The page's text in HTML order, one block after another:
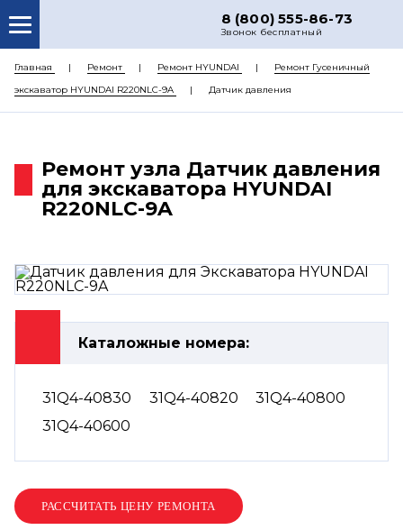
8 (800) 555-86-73
Звонок бесплатный
О НАС
КАТАЛОГ ЗАПЧАСТЕЙ
ДОСТАВКА
ЦЕНЫ
Главная Ремонт Ремонт HYUNDAI
Ремонт Гусеничный
экскаватор HYUNDAI R220NLC-9A
Датчик давления
Ремонт узла Датчик давления
для экскаватора HYUNDAI
R220NLC-9A
Каталожные номера:
31Q4-40830 31Q4-40820
31Q4-40800
31Q4-40600